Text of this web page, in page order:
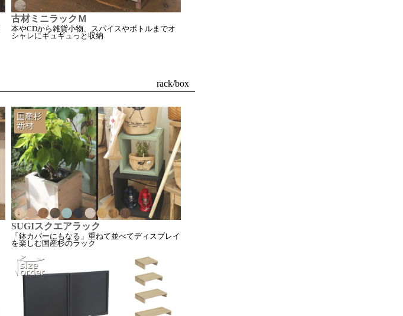
古材ミニラックＭ
本やCDから雑貨小物、スパイスやボトルまでオ
シャレにギュギュっと収納
SUGIスクエアラック
「鉢カバーにもなる」重ねて並べてディスプレイ
を楽しむ国産杉のラック